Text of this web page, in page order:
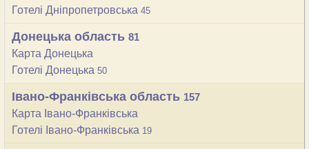
Готелі Дніпропетровська 45
Донецька область 81
Карта Донецька
Готелі Донецька 50
Івано-Франківська область 157
Карта Івано-Франківська
Готелі Івано-Франківська 19